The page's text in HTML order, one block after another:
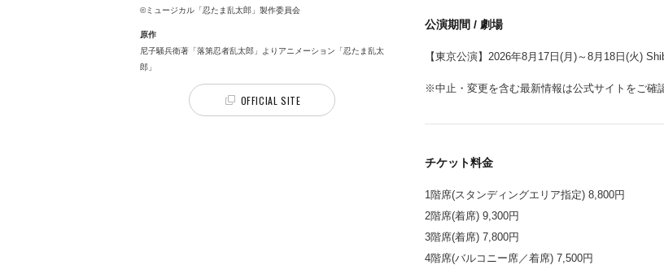
©ミュージカル「忍たま乱太郎」製作委員会
原作
尼子騒兵衛著「落第忍者乱太郎」よりアニメーション「忍たま乱太
郎」
OFFICIAL SITE
公演期間 / 劇場
【東京公演】2026年8月17日(月)～8月18日(火)
※中止・変更を含む最新情報は公式サイトをご確
チケット料金
1階席(スタンディングエリア指定) 8,800円
2階席(着席) 9,300円
3階席(着席) 7,800円
4階席(バルコニー席／着席) 7,500円